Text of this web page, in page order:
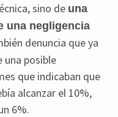
sino de una
una negligencia
denuncia que ya
una posible
que indicaban que
alcanzar el 10%,
6%.